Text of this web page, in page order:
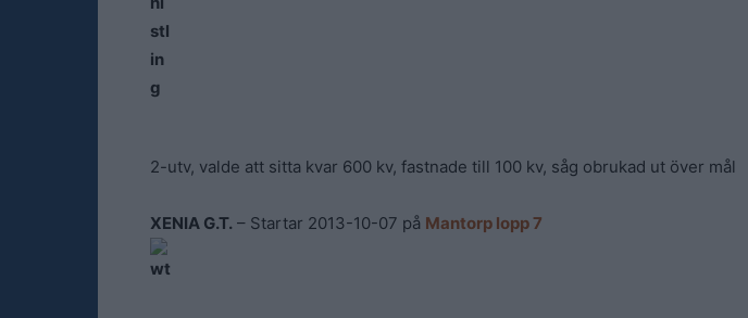
2-utv, valde att sitta kvar 600 kv, fastnade till 100 kv, såg obrukad ut över mål
XENIA G.T. – Startar 2013-10-07 på Mantorp lopp 7